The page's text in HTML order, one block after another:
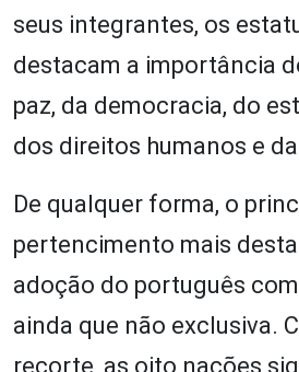
seus integrantes, os
destacam a importância
paz, da democracia, do
dos direitos humanos e
De qualquer forma, o
pertencimento mais
adoção do português
ainda que não exclusiva.
recorte, as oito nações